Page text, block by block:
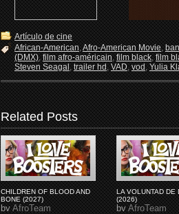
Artículo de cine
African-American,Afro-American Movie,
(DMX),film afro-américain,film black,film
Steven Seagal,trailer hd,VAD,vod,Yulia
Related Posts
CHILDREN OF BLOOD AND
BONE (2027)
byAfroTeam
LA VOLUNTAD DE
(2026)
byAfroTeam